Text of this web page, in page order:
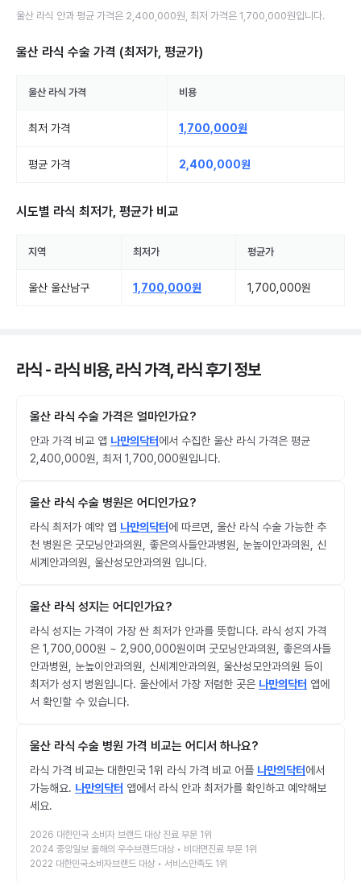
울산 라식 안과 평균 가격은 2,400,000원 , 최저 가격은 1,700,000원입니다.
울산 라식 수술 가격 (최저가, 평균가)
울산 라식 가격 비용
최저 가격 1,700,000원
평균 가격 2,400,000원
시도별 라식 최저가, 평균가 비교
지역 최저가 평균가
울산 울산남구 1,700,000원 1,700,000원
라식 - 라식 비용, 라식 가격, 라식 후기 정보
울산 라식 수술 가격은 얼마인가요?
안과 가격 비교 앱 나만의닥터에서 수집한 울산 라식 가격은 평균
2,400,000원, 최저 1,700,000원입니다.
울산 라식 수술 병원은 어디인가요?
라식 최저가 예약 앱 나만의닥터에 따르면, 울산 라식 수술 가능한 추
천 병원은 굿모닝안과의원, 좋은의사들안과병원, 눈높이안과의원, 신
세계안과의원, 울산성모안과의원 입니다.
울산 라식 성지는 어디인가요?
라식 성지는 가격이 가장 싼 최저가 안과를 뜻합니다. 라식 성지 가격
은 1,700,000원 ~ 2,900,000원이며 굿모닝안과의원, 좋은의사들
안과병원, 눈높이안과의원, 신세계안과의원, 울산성모안과의원 등이
최저가 성지 병원입니다. 울산에서 가장 저렴한 곳은 나만의닥터 앱에
서 확인할 수 있습니다.
울산 라식 수술 병원 가격 비교는 어디서 하나요?
라식 가격 비교는 대한민국 1위 라식 가격 비교 어플 나만의닥터에서
가능해요. 나만의닥터 앱에서 라식 안과 최저가를 확인하고 예약해보
세요.
2026 대한민국 소비자 브랜드 대상 진료 부문 1위
2024 중앙일보 올해의 우수브랜드대상 • 비대면진료 부문 1위
2022 대한민국소비자브랜드 대상 • 서비스만족도 1위